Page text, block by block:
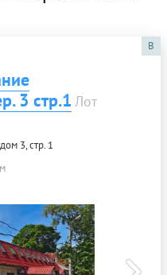
B
3 стр.1 Лот
3, стр. 1